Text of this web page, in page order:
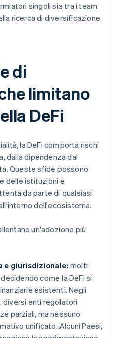
singoli sia tra i team
ricerca di diversificazione.
di
limitano
DeFi
la DeFi comporta rischi
dalla dipendenza dal
Queste sfide possono
delle istituzioni e
da parte di qualsiasi
dell'ecosistema.
un'adozione più
e giurisdizionale: molti
come la DeFi si
esistenti. Negli
diversi enti regolatori
parziali, ma nessuno
unificato. Alcuni Paesi,